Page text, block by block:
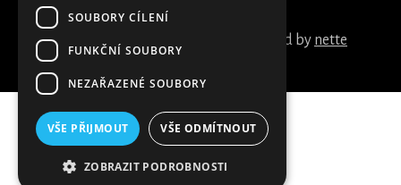
Partneři
created by LEX LOCI | powered by nette
SOUBORY CÍLENÍ
FUNKČNÍ SOUBORY
NEZAŘAZENÉ SOUBORY
VŠE PŘIJMOUT VŠE ODMÍTNOUT
ZOBRAZIT PODROBNOSTI